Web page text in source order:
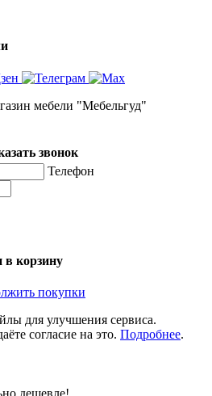
мебели "Мебельгуд"
звонок
Телефон
в корзину
покупки
для улучшения сервиса.
согласие на это. Подробнее.